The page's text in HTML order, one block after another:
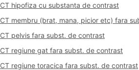
CT hipofiza cu substanta de contrast
CT membru (brat, mana, picior etc) fara
CT pelvis fara subst. de contrast
CT regiune gat fara subst. de contrast
CT regiune toracica fara subst. de contrast